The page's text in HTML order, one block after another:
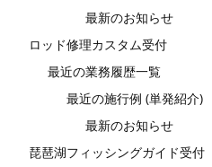
最新のお知らせ
ロッド修理カスタム受付
最近の業務履歴一覧
最近の施行例 (単発紹介)
最新のお知らせ
琵琶湖フィッシングガイド受付